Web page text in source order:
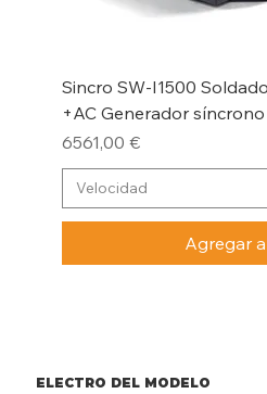
Sincro SW-I1500
+AC Generador
Precio
6561,00 €
Agregar
ELECTRO DEL MODELO